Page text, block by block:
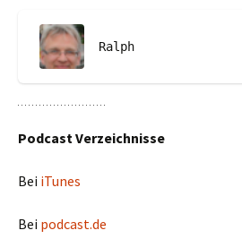
Ralph
Podcast Verzeichnisse
Bei iTunes
Bei podcast.de